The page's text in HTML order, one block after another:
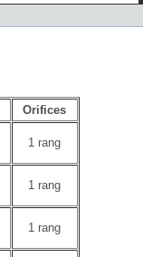
Orifices
1 rang
1 rang
1 rang